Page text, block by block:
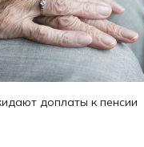
доплаты к пенсии